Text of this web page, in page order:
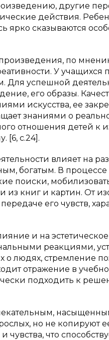
другие
действия.
ярко сказываются
по
У учащихся
успешной
его образы.
искусства, ее
знаниями о
отношения детей
[6, с.24].
влияет на
богатым. В
поиски,
из книг и картин. От
его чувств,
и на
реакциями,
о людях, стремление
отражение в
подходить к
но не
что